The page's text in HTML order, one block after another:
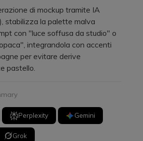
di mockup tramite IA
stabilizza la palette malva
con "luce soffusa da studio" o
integrandola con accenti
per evitare derive
pastello.
Perplexity Gemini
Grok